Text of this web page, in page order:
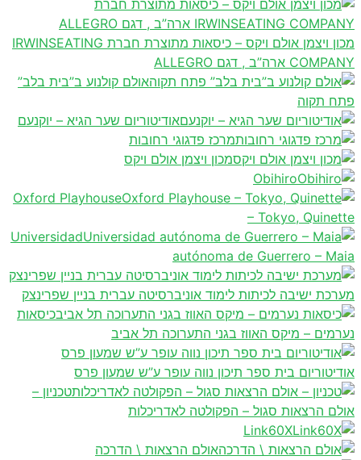
מכון ויצמן אולם ויקס – כיסאות מתוצרת חברת IRWINSEATING
COMPANY ארה”ב , דגם ALLEGRO
אולם קולנוע ב”בית בלב”
פתח תקוה
אודיטוריום שער הגיא – יוקנעם
מרכז פדגוגי רחובות
מכון ויצמן אולם ויקס
Obihiro
Oxford Playhouse
– Tokyo, Quinette
Universidad
autónoma de Guerrero – Maia
מערכת ישיבה לכיתות לימוד אוניברסיטה עברית בניין שפרינצק
כיסאות
נערמים – מיקס האווז בגני התערוכה תל אביב
אודיטוריום בית ספר תיכון נווה עופר ע”ש שמעון פרס
טכניון –
אולם הרצאות סגול – הפקולטה לאדריכלות
Link60X
אולם הרצאות \ הדרכה